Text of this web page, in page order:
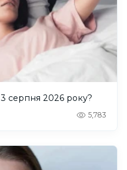
3 серпня 2026 року?
5,783